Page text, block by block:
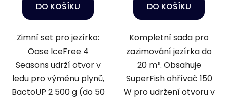
DO KOŠÍKU
Zimní set pro jezírko:
Oase IceFree 4
Seasons udrží otvor v
ledu pro výměnu plynů,
BactoUP 2 500 g (do 50
DO KOŠÍKU
Kompletní sada pro
zazimování jezírka do
20 m³. Obsahuje
SuperFish ohřívač 150
W pro udržení otvoru v